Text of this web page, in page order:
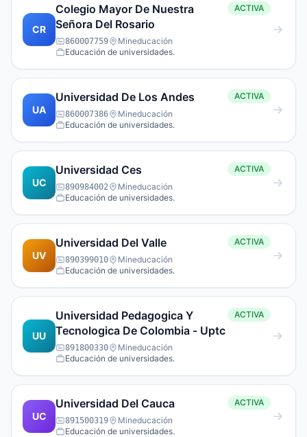
CR
Colegio Mayor De Nuestra
Señora Del Rosario
ACTIVA
860007759
Mineducación
Educación de universidades.
UA
Universidad De Los Andes ACTIVA
860007386
Mineducación
Educación de universidades.
UC
Universidad Ces ACTIVA
890984002
Mineducación
Educación de universidades.
UV
Universidad Del Valle ACTIVA
890399010
Mineducación
Educación de universidades.
UU
Universidad Pedagogica Y
Tecnologica De Colombia - Uptc
ACTIVA
891800330
Mineducación
Educación de universidades.
UC
Universidad Del Cauca ACTIVA
891500319
Mineducación
Educación de universidades.